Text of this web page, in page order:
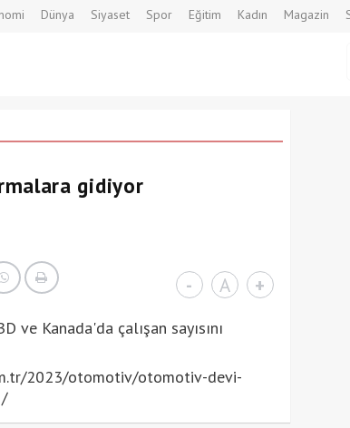
Dünya Siyaset Spor Eğitim Kadın Magazin
gidiyor
- A +
Kanada'da çalışan sayısını
2023/otomotiv/otomotiv-devi-